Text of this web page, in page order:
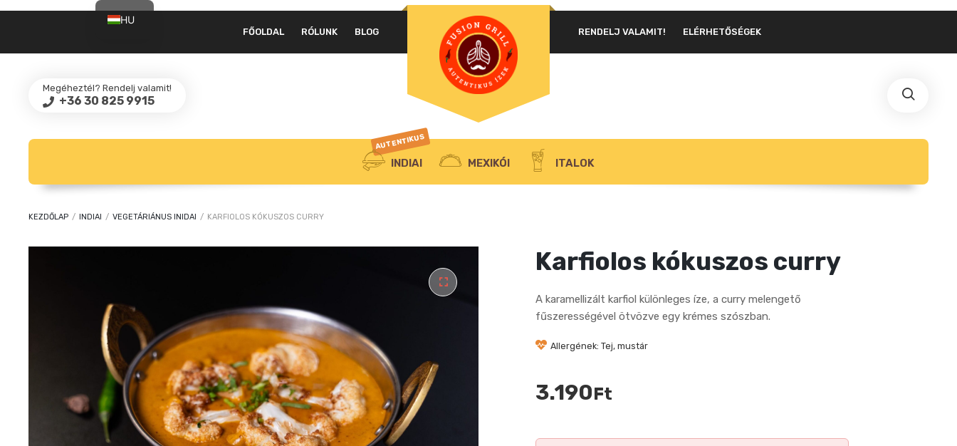
RENDELJ VALAMIT! ELÉRHETŐSÉGEK
FŐOLDAL RÓLUNK BLOG
Megéheztél? Rendelj valamit!
+36 30 825 9915
INDIAI
AUTENTIKUS
MEXIKÓI ITALOK
KEZDŐLAP / INDIAI / VEGETÁRIÁNUS INIDAI / KARFIOLOS KÓKUSZOS CURRY
Karfiolos kókuszos curry
A karamellizált karfiol különleges íze, a curry melengető
fűszerességével ötvözve egy krémes szószban.
Allergének: Tej, mustár
3.190Ft
HU